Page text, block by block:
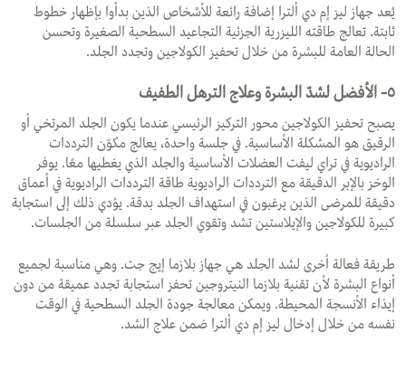
يُعد جهاز ليز إم دي ألترا إضافة رائعة للأشخاص الذين بدأوا بإظهار خطوط
ثابتة. تعالج طاقته الليزرية الجزئية التجاعيد السطحية الصغيرة وتحسن
الحالة العامة للبشرة من خلال تحفيز الكولاجين وتجدد الجلد.
٥- الأفضل لشدّ البشرة وعلاج الترهل الطفيف
يصبح تحفيز الكولاجين محور التركيز الرئيسي عندما يكون الجلد المرتخي أو
الرقيق هو المشكلة الأساسية. في جلسة واحدة، يعالج مكوّن الترددات
الراديوية في تراي ليفت العضلات الأساسية والجلد الذي يغطيها معًا. يوفر
الوخز بالإبر الدقيقة مع الترددات الراديوية طاقة الترددات الراديوية في أعماق
دقيقة للمرضى الذين يرغبون في استهداف الجلد بدقة. يؤدي ذلك إلى استجابة
كبيرة للكولاجين والإيلاستين تشد وتقوي الجلد عبر سلسلة من الجلسات.
طريقة فعالة أخرى لشد الجلد هي جهاز بلازما إيج جت. وهي مناسبة لجميع
أنواع البشرة لأن تقنية بلازما النيتروجين تحفز استجابة تجدد عميقة من دون
إيذاء الأنسجة المحيطة. ويمكن معالجة جودة الجلد السطحية في الوقت
نفسه من خلال إدخال ليز إم دي ألترا ضمن علاج الشد.